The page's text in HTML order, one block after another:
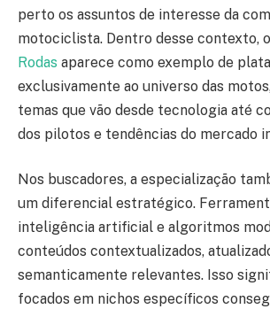
perto os assuntos de interesse da
motociclista. Dentro desse contexto, o
Rodas aparece como exemplo de
exclusivamente ao universo das
temas que vão desde tecnologia até
dos pilotos e tendências do mercado
Nos buscadores, a especialização
um diferencial estratégico.
inteligência artificial e algoritmos
conteúdos contextualizados,
semanticamente relevantes. Isso
focados em nichos específicos